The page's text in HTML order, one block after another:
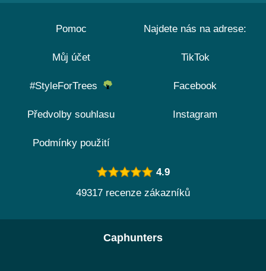
Pomoc
Můj účet
#StyleForTrees
Předvolby souhlasu
Podmínky použití
Najdete nás na adrese:
TikTok
Facebook
Instagram
4.9
49317 recenze zákazníků
Caphunters